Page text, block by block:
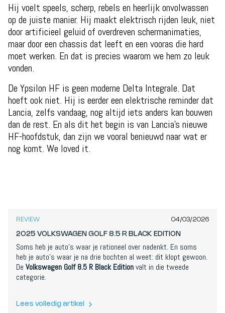
Hij voelt speels, scherp, rebels en heerlijk onvolwassen
op de juiste manier. Hij maakt elektrisch rijden leuk, niet
door artificieel geluid of overdreven schermanimaties,
maar door een chassis dat leeft en een vooras die hard
moet werken. En dat is precies waarom we hem zo leuk
vonden.
De Ypsilon HF is geen moderne Delta Integrale. Dat
hoeft ook niet. Hij is eerder een elektrische reminder dat
Lancia, zelfs vandaag, nog altijd iets anders kan bouwen
dan de rest. En als dit het begin is van Lancia’s nieuwe
HF-hoofdstuk, dan zijn we vooral benieuwd naar wat er
nog komt. We loved it.
REVIEW 04/03/2026
2025 VOLKSWAGEN GOLF 8.5 R BLACK EDITION
Soms heb je auto’s waar je rationeel over nadenkt. En soms
heb je auto’s waar je na drie bochten al weet: dit klopt gewoon.
De Volkswagen Golf 8.5 R Black Editionvalt in die tweede
categorie.
Lees volledig artikel